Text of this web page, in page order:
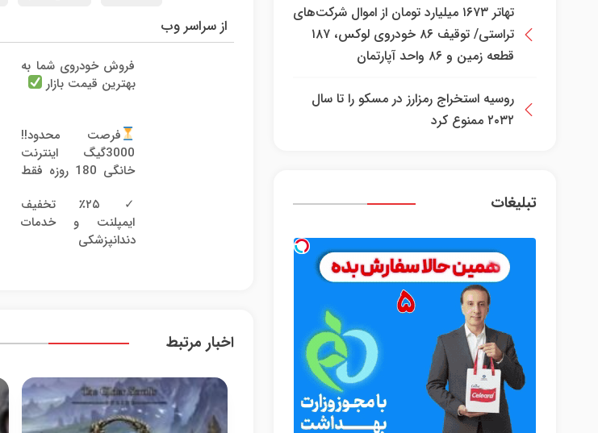
تهاتر ۱۶۷۳ میلیارد تومان از اموال شرکت‌های
تراستی/ توقیف ۸۶ خودروی لوکس، ۱۸۷
قطعه زمین و ۸۶ واحد آپارتمان
روسیه استخراج رمزارز در مسکو را تا سال
۲۰۳۲ ممنوع کرد
تبلیغات
از سراسر وب
فروش خودروی شما به
بهترین قیمت بازار
فرصت محدود!!
3000گیگ اینترنت
خانگی 180 روزه فقط
✓ ٪۲۵ تخفیف
ایمپلنت و خدمات
دندانپزشکی
اخبار مرتبط